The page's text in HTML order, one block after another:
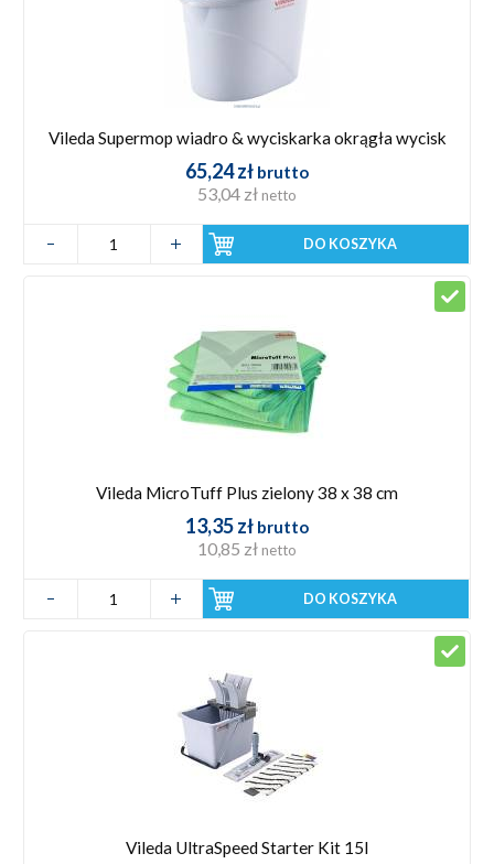
Vileda Supermop wiadro & wyciskarka okrągła wycisk
65,24 zł brutto
53,04 zł netto
DO KOSZYKA
Vileda MicroTuff Plus zielony 38 x 38 cm
13,35 zł brutto
10,85 zł netto
DO KOSZYKA
Vileda UltraSpeed Starter Kit 15l